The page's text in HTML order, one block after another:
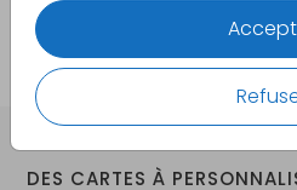
DES CARTES À